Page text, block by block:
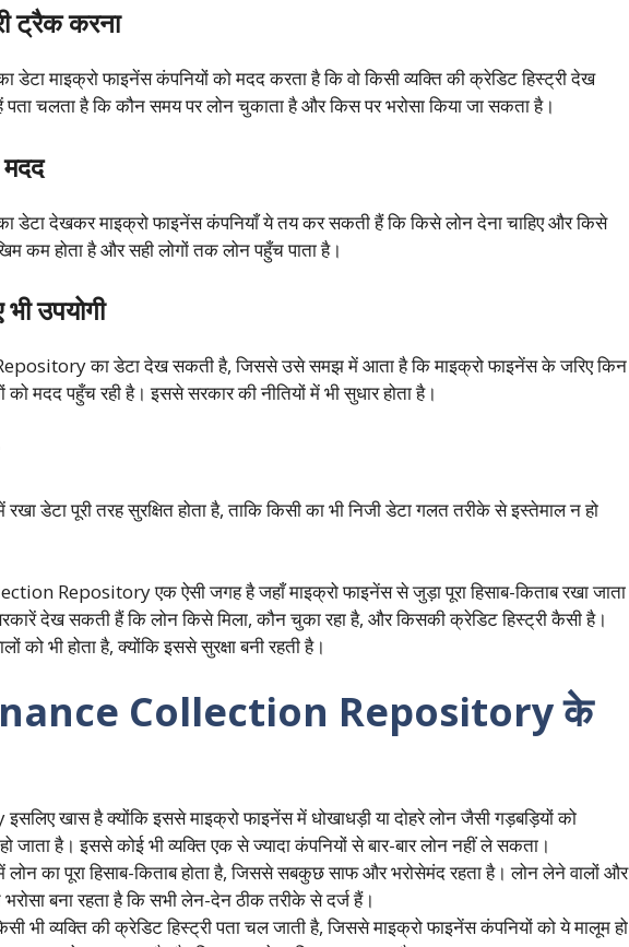
ट्रैक करना
माइक्रो फाइनेंस कंपनियों को मदद करता है कि वो किसी व्यक्ति की क्रेडिट हिस्ट्री देख
चलता है कि कौन समय पर लोन चुकाता है और किस पर भरोसा किया जा सकता है।
डेटा देखकर माइक्रो फाइनेंस कंपनियाँ ये तय कर सकती हैं कि किसे लोन देना चाहिए और किसे
कम होता है और सही लोगों तक लोन पहुँच पाता है।
उपयोगी
का डेटा देख सकती है, जिससे उसे समझ में आता है कि माइक्रो फाइनेंस के जरिए किन
को मदद पहुँच रही है। इससे सरकार की नीतियों में भी सुधार होता है।
डेटा पूरी तरह सुरक्षित होता है, ताकि किसी का भी निजी डेटा गलत तरीके से इस्तेमाल न हो
Repository एक ऐसी जगह है जहाँ माइक्रो फाइनेंस से जुड़ा पूरा हिसाब-किताब रखा जाता
देख सकती हैं कि लोन किसे मिला, कौन चुका रहा है, और किसकी क्रेडिट हिस्ट्री कैसी है।
को भी होता है, क्योंकि इससे सुरक्षा बनी रहती है।
Collection Repository के
खास है क्योंकि इससे माइक्रो फाइनेंस में धोखाधड़ी या दोहरे लोन जैसी गड़बड़ियों को
जाता है। इससे कोई भी व्यक्ति एक से ज्यादा कंपनियों से बार-बार लोन नहीं ले सकता।
का पूरा हिसाब-किताब होता है, जिससे सबकुछ साफ और भरोसेमंद रहता है। लोन लेने वालों और
बना रहता है कि सभी लेन-देन ठीक तरीके से दर्ज हैं।
भी व्यक्ति की क्रेडिट हिस्ट्री पता चल जाती है, जिससे माइक्रो फाइनेंस कंपनियों को ये मालूम हो